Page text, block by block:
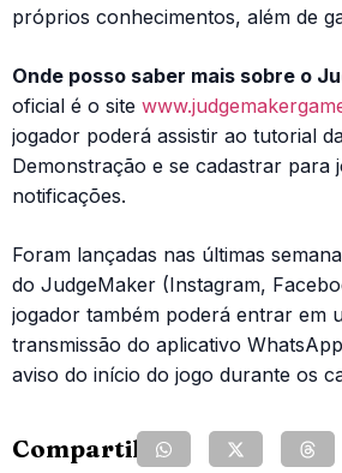
próprios conhecimentos, além de
Onde posso saber mais sobre o
oficial é o site
jogador poderá assistir ao tutorial
Demonstração e se cadastrar para
notificações.
Foram lançadas nas últimas
do JudgeMaker (Instagram,
jogador também poderá entrar em
transmissão do aplicativo
aviso do início do jogo durante os
Compartilhe: